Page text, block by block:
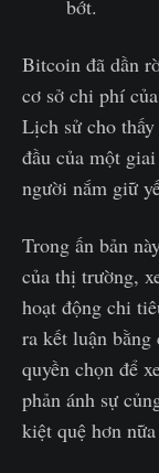
bớt.
Bitcoin đã dần
cơ sở chi phí
Lịch sử cho
đầu của một
người nắm giữ
Trong ấn bản
của thị trường,
hoạt động chi
ra kết luận
quyền chọn để
phản ánh sự
kiệt quệ hơn